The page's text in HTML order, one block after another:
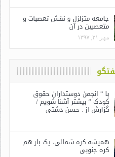
جامعه متزلزل و نقش تعصبات و
متعصبین در آن
مهر ۲۱, ۱۳۹۷
با ” انجمن دوستداران حقوق
کودک ” بیشتر آشنا شویم /
گزارش از : حسن دشتی
همیشه کره شمالی، یک بار هم
کره جنوبی